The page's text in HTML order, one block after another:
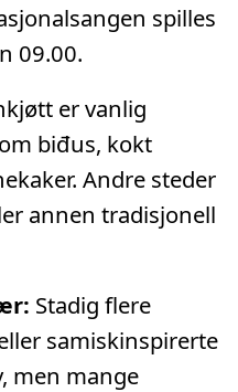
spilles
09.00.
er vanlig
biđus, kokt
Andre steder
annen tradisjonell
Stadig flere
samiskinspirerte
men mange